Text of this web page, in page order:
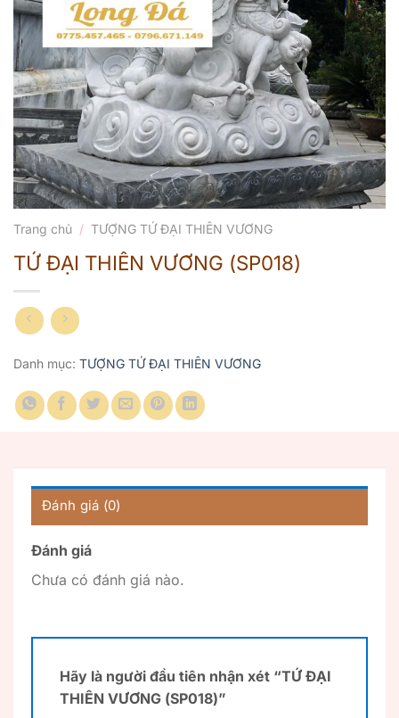
Trang chủ / TƯỢNG TỨ ĐẠI THIÊN VƯƠNG
TỨ ĐẠI THIÊN VƯƠNG (SP018)
Danh mục: TƯỢNG TỨ ĐẠI THIÊN VƯƠNG
Đánh giá (0)
Đánh giá
Chưa có đánh giá nào.
Hãy là người đầu tiên nhận xét “TỨ ĐẠI
THIÊN VƯƠNG (SP018)”